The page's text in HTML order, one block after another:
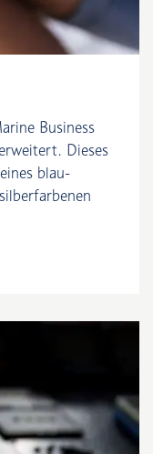
Business
Dieses
blau-